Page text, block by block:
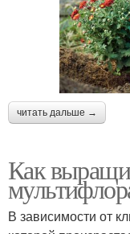
читать дальше →
Как
В зависимости от